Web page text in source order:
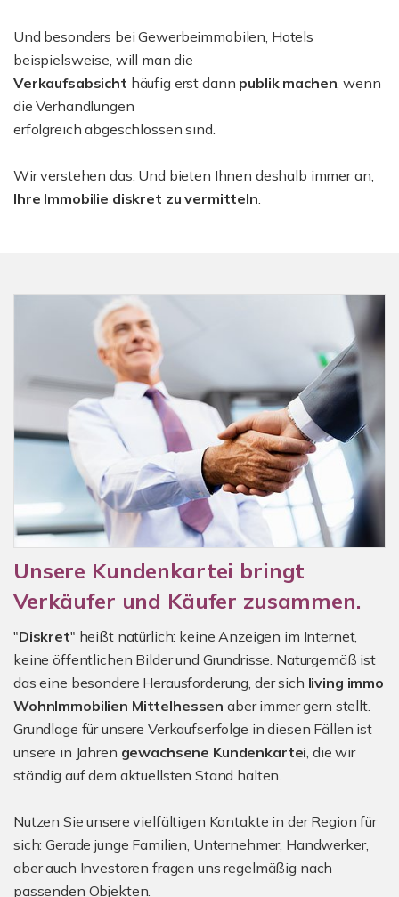
Und besonders bei Gewerbeimmobilen, Hotels
beispielsweise, will man die
Verkaufsabsicht häufig erst dann publik machen, wenn
die Verhandlungen
erfolgreich abgeschlossen sind.
Wir verstehen das. Und bieten Ihnen deshalb immer an,
Ihre Immobilie diskret zu vermitteln.
Unsere Kundenkartei bringt
Verkäufer und Käufer zusammen.
"Diskret" heißt natürlich: keine Anzeigen im Internet,
keine öffentlichen Bilder und Grundrisse. Naturgemäß ist
das eine besondere Herausforderung, der sich living immo
WohnImmobilien Mittelhessen aber immer gern stellt.
Grundlage für unsere Verkaufserfolge in diesen Fällen ist
unsere in Jahren gewachsene Kundenkartei, die wir
ständig auf dem aktuellsten Stand halten.
Nutzen Sie unsere vielfältigen Kontakte in der Region für
sich: Gerade junge Familien, Unternehmer, Handwerker,
aber auch Investoren fragen uns regelmäßig nach
passenden Objekten.